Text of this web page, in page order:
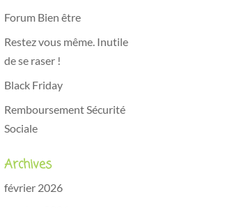
Forum Bien être
Restez vous même. Inutile
de se raser !
Black Friday
Remboursement Sécurité
Sociale
Archives
février 2026